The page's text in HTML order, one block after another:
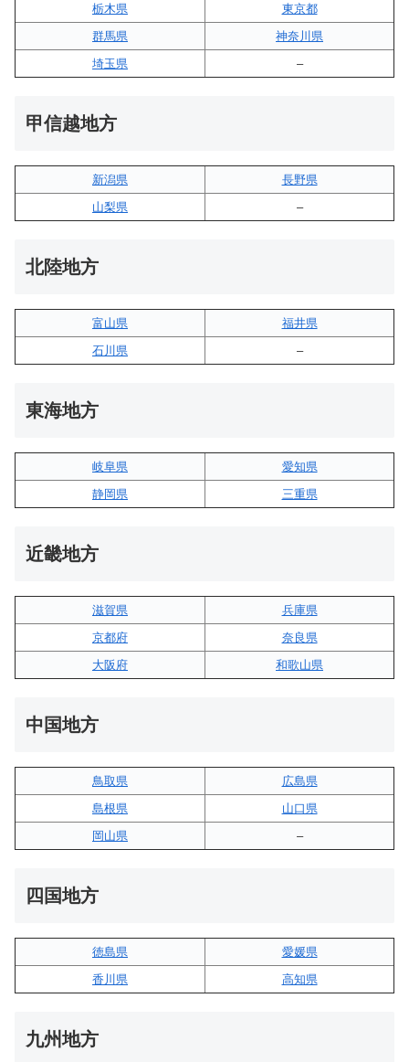
栃木県
東京都
群馬県
神奈川県
埼玉県
–
甲信越地方
新潟県
長野県
山梨県
–
北陸地方
富山県
福井県
石川県
–
東海地方
岐阜県
愛知県
静岡県
三重県
近畿地方
滋賀県
兵庫県
京都府
奈良県
大阪府
和歌山県
中国地方
鳥取県
広島県
島根県
山口県
岡山県
–
四国地方
徳島県
愛媛県
香川県
高知県
九州地方